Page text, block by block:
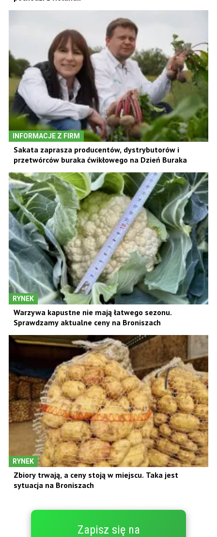
INFORMACJE Z FIRM
Sakata zaprasza producentów, dystrybutorów i
przetwórców buraka ćwikłowego na Dzień Buraka
RYNEK
Warzywa kapustne nie mają łatwego sezonu.
Sprawdzamy aktualne ceny na Broniszach
RYNEK
Zbiory trwają, a ceny stoją w miejscu. Taka jest
sytuacja na Broniszach
Zapisz się na